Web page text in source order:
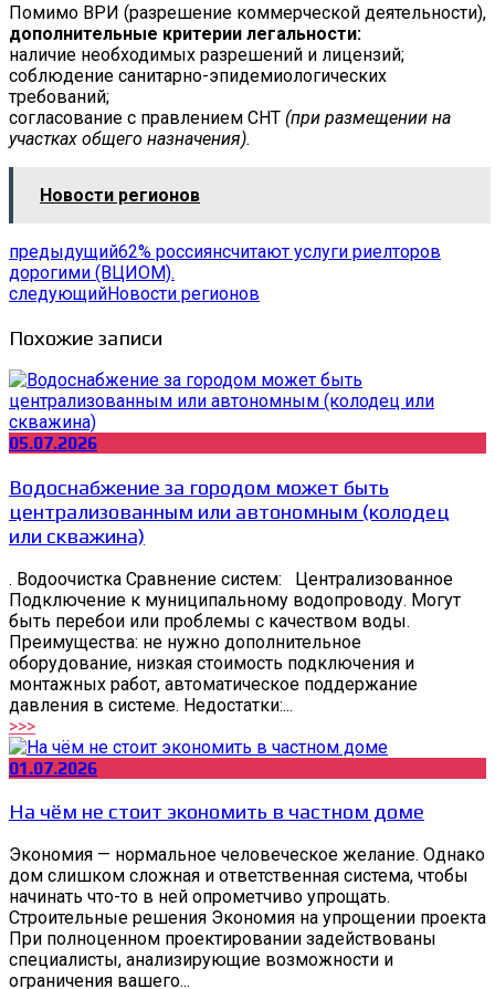
Помимо ВРИ (разрешение коммерческой деятельности),
дополнительные критерии легальности:
наличие необходимых разрешений и лицензий;
соблюдение санитарно-эпидемиологических
требований;
согласование с правлением СНТ (при размещении на
участках общего назначения).
Новости регионов
предыдущий62% россиянсчитают услуги риелторов
дорогими (ВЦИОМ).
следующийНовости регионов
Похожие записи
05.07.2026
Водоснабжение за городом может быть
централизованным или автономным (колодец
или скважина)
. Водоочистка Сравнение систем: Централизованное
Подключение к муниципальному водопроводу. Могут
быть перебои или проблемы с качеством воды.
Преимущества: не нужно дополнительное
оборудование, низкая стоимость подключения и
монтажных работ, автоматическое поддержание
давления в системе. Недостатки:...
>>>
01.07.2026
На чём не стоит экономить в частном доме
Экономия — нормальное человеческое желание. Однако
дом слишком сложная и ответственная система, чтобы
начинать что-то в ней опрометчиво упрощать.
Строительные решения Экономия на упрощении проекта
При полноценном проектировании задействованы
специалисты, анализирующие возможности и
ограничения вашего...